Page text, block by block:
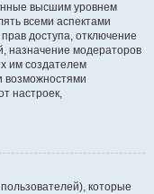
высшим уровнем
всеми аспектами
доступа, отключение
назначение модераторов
им создателем
возможностями
настроек,
которые